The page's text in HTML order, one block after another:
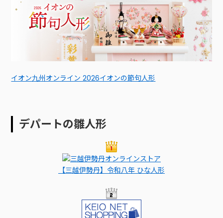
イオン九州オンライン 2026イオンの節句人形
デパートの雛人形
【三越伊勢丹】令和八年 ひな人形